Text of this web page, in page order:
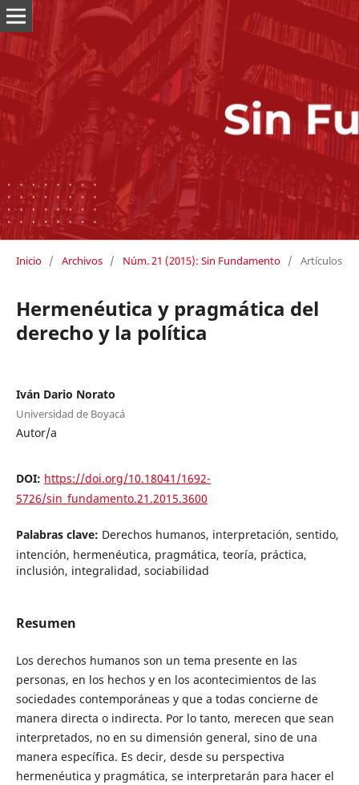
Inicio / Archivos / Núm. 21 (2015): Sin Fundamento / Artículos
Hermenéutica y pragmática del
derecho y la política
Iván Dario Norato
Universidad de Boyacá
Autor/a
DOI: https://doi.org/10.18041/1692-
5726/sin_fundamento.21.2015.3600
Palabras clave: Derechos humanos, interpretación, sentido,
intención, hermenéutica, pragmática, teoría, práctica,
inclusión, integralidad, sociabilidad
Resumen
Los derechos humanos son un tema presente en las
personas, en los hechos y en los acontecimientos de las
sociedades contemporáneas y que a todas concierne de
manera directa o indirecta. Por lo tanto, merecen que sean
interpretados, no en su dimensión general, sino de una
manera específica. Es decir, desde su perspectiva
hermenéutica y pragmática, se interpretarán para hacer el